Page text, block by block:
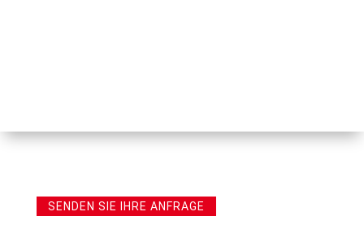
SENDEN SIE IHRE ANFRAGE